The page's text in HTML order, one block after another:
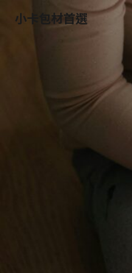
小卡包材首選